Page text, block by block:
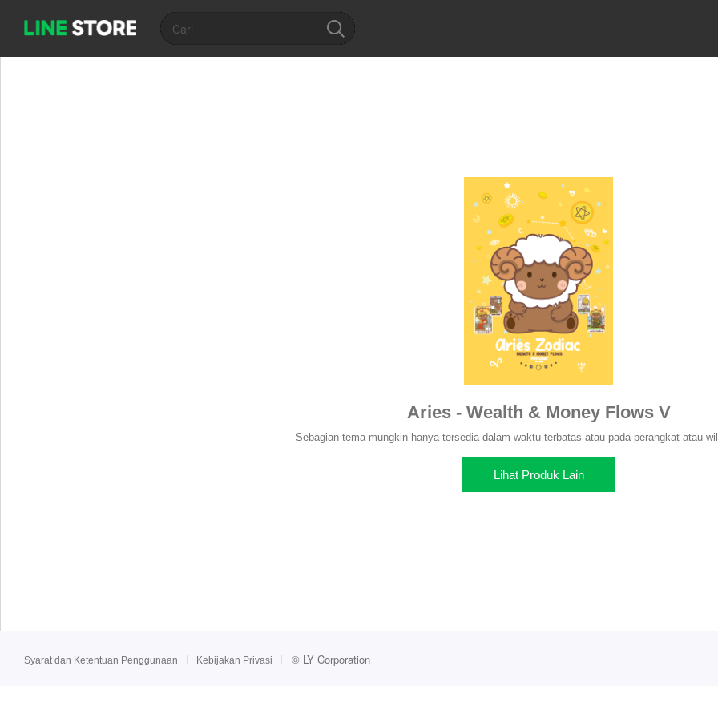
Aries - Wealth & Money Flows V
Sebagian tema mungkin hanya tersedia dalam waktu terbatas atau pada perangkat atau
Lihat Produk Lain
Syarat dan Ketentuan Penggunaan Kebijakan Privasi © LY Corporation